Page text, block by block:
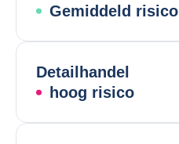
Gemiddeld risico
Detailhandel
hoog risico